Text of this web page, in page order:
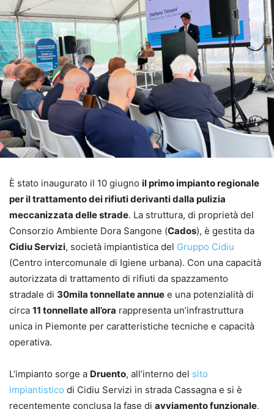
È stato inaugurato il 10 giugno il primo impianto regionale
per il trattamento dei rifiuti derivanti dalla pulizia
meccanizzata delle strade. La struttura, di proprietà del
Consorzio Ambiente Dora Sangone (Cados), è gestita da
Cidiu Servizi, società impiantistica del Gruppo Cidiu
(Centro intercomunale di Igiene urbana). Con una capacità
autorizzata di trattamento di rifiuti da spazzamento
stradale di 30mila tonnellate annue e una potenzialità di
circa 11 tonnellate all’ora rappresenta un’infrastruttura
unica in Piemonte per caratteristiche tecniche e capacità
operativa.
L’impianto sorge a Druento, all’interno del sito
impiantistico di Cidiu Servizi in strada Cassagna e si è
recentemente conclusa la fase di avviamento funzionale,